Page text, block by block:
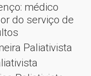
médico
do serviço de
Paliativista